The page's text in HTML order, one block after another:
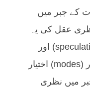
کے جبر میں
عقل کی یہ
حرکت پذیری اٹکل آرائی (speculation) اور
یافتائگی (receptivity) کے طور (modes) اختیار
میں نظری